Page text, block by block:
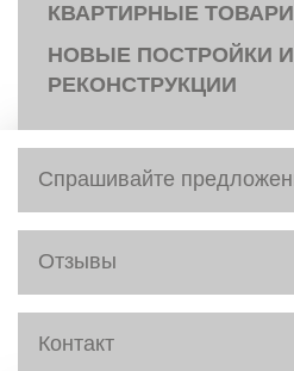
КВАРТИРНЫЕ
НОВЫЕ ПОСТРОЙКИ И
РЕКОНСТРУКЦИИ
Спрашивайте
Отзывы
Контакт